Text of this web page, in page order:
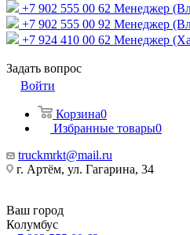
+7 902 555 00 62 Менеджер
+7 902 555 00 92 Менеджер
+7 924 410 00 62 Менеджер
Задать вопрос
Войти
Корзина0
Избранные товары0
truckmrkt@mail.ru
г. Артём, ул. Гагарина, 34
Ваш город
Колумбус